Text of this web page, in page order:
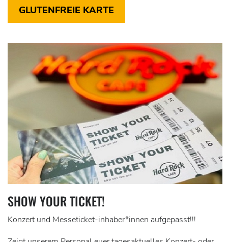
GLUTENFREIE KARTE
SHOW YOUR TICKET!
Konzert und Messeticket-inhaber*innen aufgepasst!!!